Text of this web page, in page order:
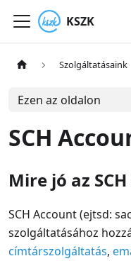
KSZK
Szolgáltatásaink
Ezen az oldalon
SCH
Mire jó az
SCH Account (ejtsd:
szolgáltatásához
címtárszolgáltatás,